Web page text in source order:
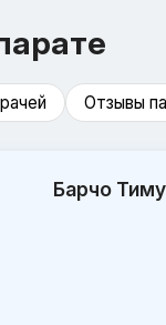
Отзывы
Барчо